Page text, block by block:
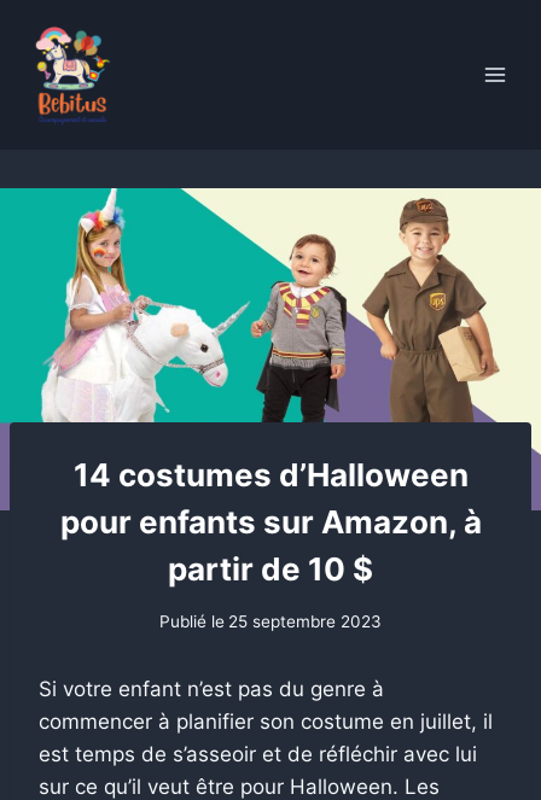
content
14 costumes d’Halloween
pour enfants sur Amazon, à
partir de 10 $
Publié le 25 septembre 2023
Si votre enfant n’est pas du genre à
commencer à planifier son costume en juillet, il
est temps de s’asseoir et de réfléchir avec lui
sur ce qu’il veut être pour Halloween. Les